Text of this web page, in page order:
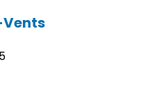
Vents